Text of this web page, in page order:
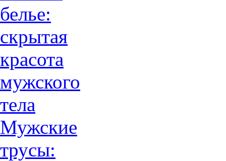
белье:
скрытая
красота
мужского
тела
Мужские
трусы: